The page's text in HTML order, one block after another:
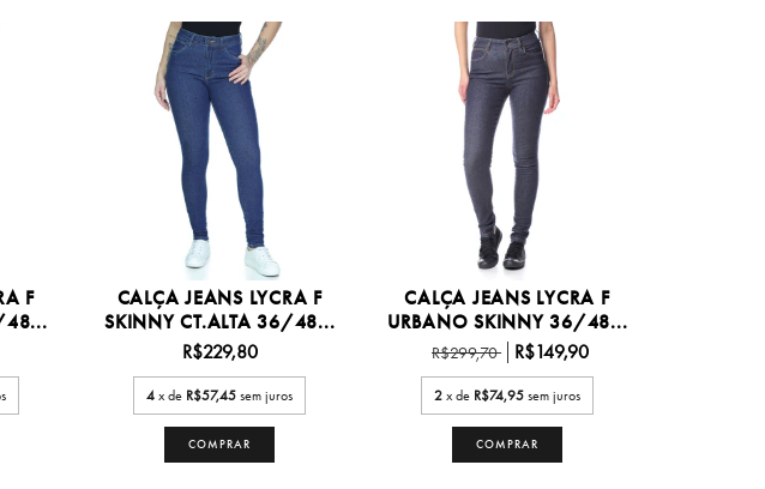
F
48...
CALÇA JEANS LYCRA F
SKINNY CT.ALTA 36/48...
R$229,80
4 x de R$57,45 sem juros
COMPRAR
CALÇA JEANS LYCRA F
URBANO SKINNY 36/48...
R$299,70 R$149,90
2x de R$74,95sem juros
COMPRAR